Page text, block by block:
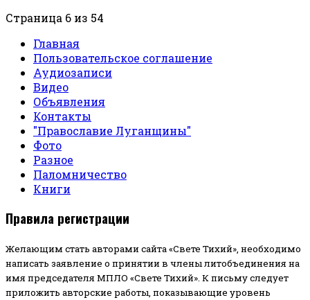
Страница 6 из 54
Главная
Пользовательское соглашение
Аудиозаписи
Видео
Объявления
Контакты
"Православие Луганщины"
Фото
Разное
Паломничество
Книги
Правила регистрации
Желающим стать авторами сайта «Свете Тихий», необходимо
написать заявление о принятии в члены литобъединения на
имя председателя МПЛО «Свете Тихий». К письму следует
приложить авторские работы, показывающие уровень